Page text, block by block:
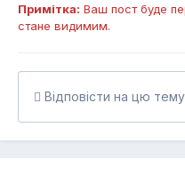
Примітка: Ваш пост буде
стане видимим.
Відповісти на цю